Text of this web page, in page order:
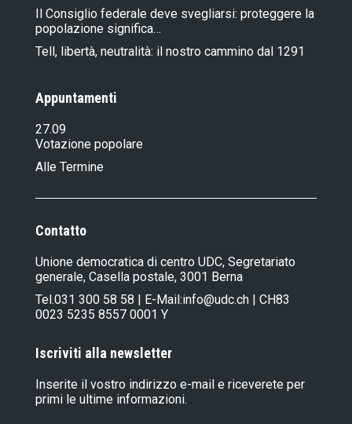
Il Consiglio federale deve svegliarsi: proteggere la
popolazione significa…
Tell, libertà, neutralità: il nostro cammino dal 1291
Appuntamenti
27.09
Votazione popolare
Alle Termine
Contatto
Unione democratica di centro UDC, Segretariato
generale, Casella postale, 3001 Berna
Tel.031 300 58 58 | E-Mail:info@udc.ch | CH83
0023 5235 8557 0001 Y
Iscriviti alla newsletter
Inserite il vostro indirizzo e-mail e riceverete per
primi le ultime informazioni.